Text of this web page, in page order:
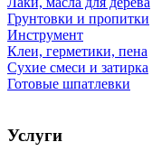
Грунтовки и пропитки
Инструмент
Клеи, герметики, пена
Сухие смеси и затирка
Готовые шпатлевки
Услуги